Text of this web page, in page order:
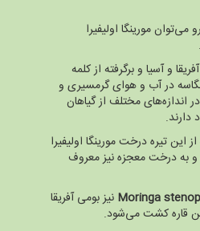
می‌توان مورینگا اولیفیرا
و آسیا و برگرفته از کلمه
در آب و هوای گرمسیری و
اندازه‌های مختلف از گیاهان
تیره‌ درخت مورینگا اولیفیرا
به درخت معجزه نیز معروف
Moringa نیز بومی آفریقا
قاره کشت می‌شود.